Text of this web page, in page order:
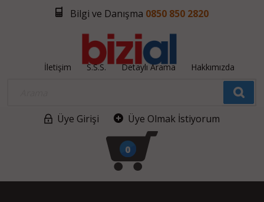
Bilgi ve Danışma 0850 850 2820
İletişim S.S.S. Detaylı Arama Hakkımızda
Üye Girişi Üye Olmak İstiyorum
0